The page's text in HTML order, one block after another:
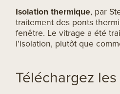
Isolation thermique, par
traitement des ponts
fenêtre. Le vitrage a été
l’isolation, plutôt que
Téléchargez